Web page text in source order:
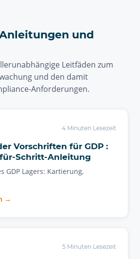
und
Leitfäden zum
und den damit
Anforderungen.
4 Minuten Lesezeit
Vorschriften für GDP :
Schritt-Anleitung
GDP Lagers: Kartierung,
→
5 Minuten Lesezeit